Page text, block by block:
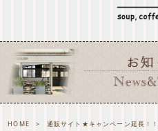
HOME > 通販サイト★キャンペーン延長！！